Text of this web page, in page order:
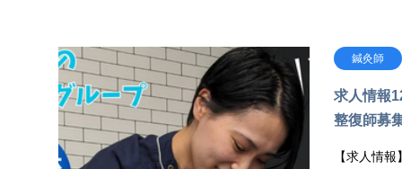
鍼灸師
求人情報
整復師募
【求人情